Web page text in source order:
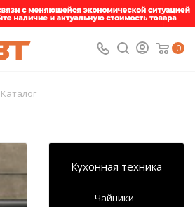
0
Каталог
Кухонная техника
Чайники